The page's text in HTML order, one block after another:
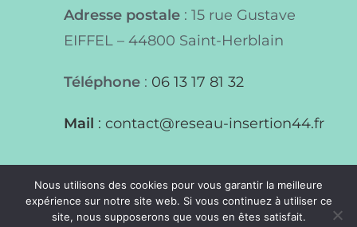
Adresse postale : 15 rue Gustave
EIFFEL – 44800 Saint-Herblain
Téléphone : 06 13 17 81 32
Mail : contact@reseau-insertion44.fr
© Copyrightcommunicaweb2026
Nous utilisons des cookies pour vous garantir la meilleure
expérience sur notre site web. Si vous continuez à utiliser ce
site, nous supposerons que vous en êtes satisfait.